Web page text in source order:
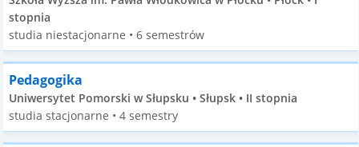
stopnia
studia niestacjonarne • 6 semestrów
Pedagogika
Uniwersytet Pomorski w Słupsku • Słupsk • II stopnia
studia stacjonarne • 4 semestry